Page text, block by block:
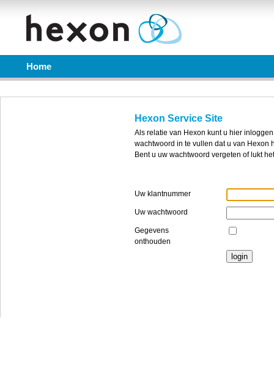
Home
Hexon Service Site
Als relatie van Hexon kunt u hier
wachtwoord in te vullen dat u van Hexon
Bent u uw wachtwoord vergeten of lukt
Uw klantnummer
Uw wachtwoord
Gegevens
onthouden